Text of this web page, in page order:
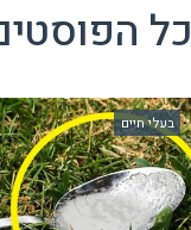
כל
בעלי חיים